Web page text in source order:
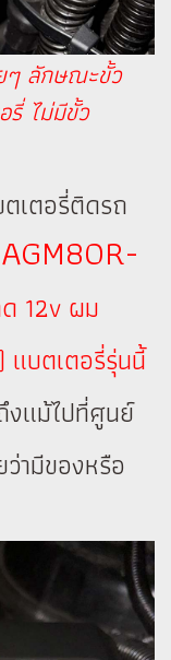
ๆ ลักษณะขั้ว
รี่ ไม่มีขั้ว
เตอรี่ติดรถ
12v ผม
แบตเตอรี่รุ่นนี้
งแม้ไปที่ศูนย์
ามีของหรือ